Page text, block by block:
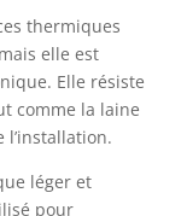
thermiques
elle est
Elle résiste
comme la laine
léger et
pour